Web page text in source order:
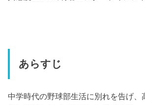
あらすじ
中学時代の野球部生活に別れを告げ、